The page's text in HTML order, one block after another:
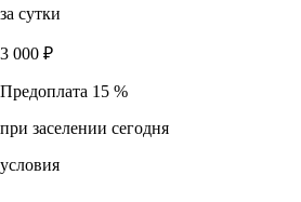
за сутки
3 000 ₽
Предоплата 15 %
при заселении сегодня
условия